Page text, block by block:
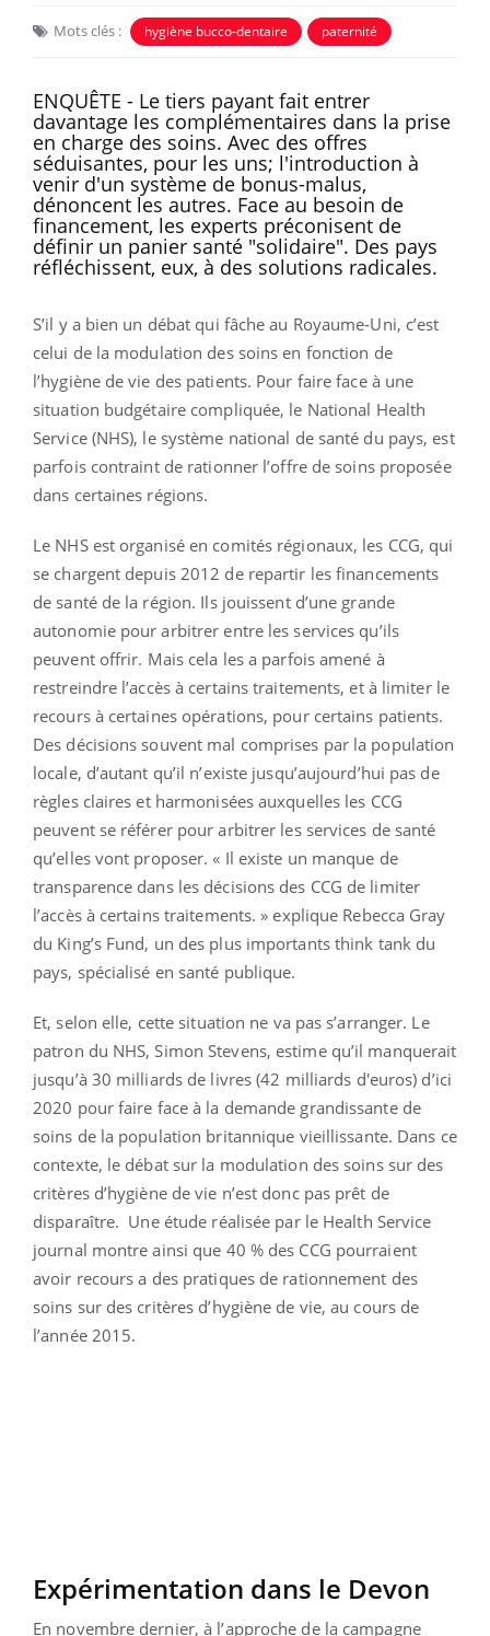
Mots clés : hygiène bucco-dentaire paternité
ENQUÊTE - Le tiers payant fait entrer
davantage les complémentaires dans la prise
en charge des soins. Avec des offres
séduisantes, pour les uns; l'introduction à
venir d'un système de bonus-malus,
dénoncent les autres. Face au besoin de
financement, les experts préconisent de
définir un panier santé "solidaire". Des pays
réfléchissent, eux, à des solutions radicales.
S’il y a bien un débat qui fâche au Royaume-Uni, c’est
celui de la modulation des soins en fonction de
l’hygiène de vie des patients. Pour faire face à une
situation budgétaire compliquée, le National Health
Service (NHS), le système national de santé du pays, est
parfois contraint de rationner l’offre de soins proposée
dans certaines régions.
Le NHS est organisé en comités régionaux, les CCG, qui
se chargent depuis 2012 de repartir les financements
de santé de la région. Ils jouissent d’une grande
autonomie pour arbitrer entre les services qu’ils
peuvent offrir. Mais cela les a parfois amené à
restreindre l’accès à certains traitements, et à limiter le
recours à certaines opérations, pour certains patients.
Des décisions souvent mal comprises par la population
locale, d’autant qu’il n’existe jusqu’aujourd’hui pas de
règles claires et harmonisées auxquelles les CCG
peuvent se référer pour arbitrer les services de santé
qu’elles vont proposer. « Il existe un manque de
transparence dans les décisions des CCG de limiter
l’accès à certains traitements. » explique Rebecca Gray
du King’s Fund, un des plus importants think tank du
pays, spécialisé en santé publique.
Et, selon elle, cette situation ne va pas s’arranger. Le
patron du NHS, Simon Stevens, estime qu’il manquerait
jusqu’à 30 milliards de livres (42 milliards d'euros) d’ici
2020 pour faire face à la demande grandissante de
soins de la population britannique vieillissante. Dans ce
contexte, le débat sur la modulation des soins sur des
critères d’hygiène de vie n’est donc pas prêt de
disparaître. Une étude réalisée par le Health Service
journal montre ainsi que 40 % des CCG pourraient
avoir recours a des pratiques de rationnement des
soins sur des critères d’hygiène de vie, au cours de
l’année 2015.
Expérimentation dans le Devon
En novembre dernier, à l’approche de la campagne